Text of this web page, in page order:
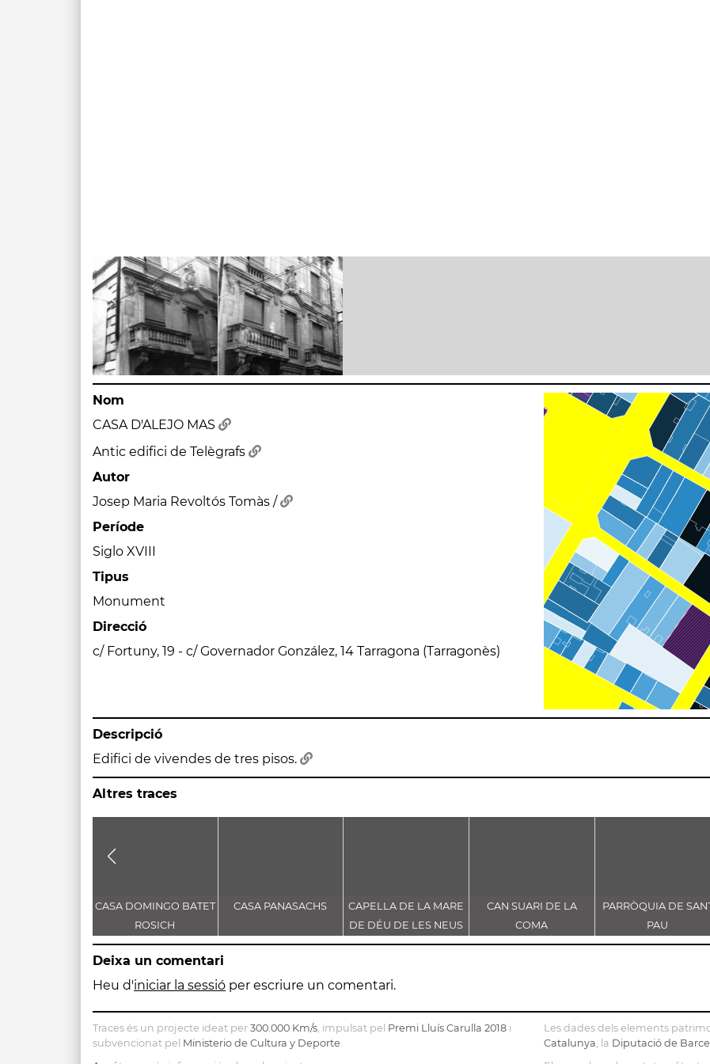
Nom
CASA D'ALEJO MAS
Antic edifici de Telègrafs
Autor
Josep Maria Revoltós Tomàs /
Període
Siglo XVIII
Tipus
Monument
Direcció
c/ Fortuny, 19 - c/ Governador González, 14 Tarragona (Tarragonès)
Descripció
Edifici de vivendes de tres pisos.
Altres traces
CASA DOMINGO BATET
ROSICH
CASA PANASACHS
CAPELLA DE LA MARE
DE DÉU DE LES NEUS
CAN SUARI DE LA
COMA
PARRÒQUIA DE
PAU
Deixa un comentari
Heu d'iniciar la sessió per escriure un comentari.
Traces és un projecte ideat per 300.000 Km/s, impulsat pel Premi Lluís Carulla 2018 i
subvencionat pel Ministerio de Cultura y Deporte.
Les dades dels elements
Catalunya, la Diputació de